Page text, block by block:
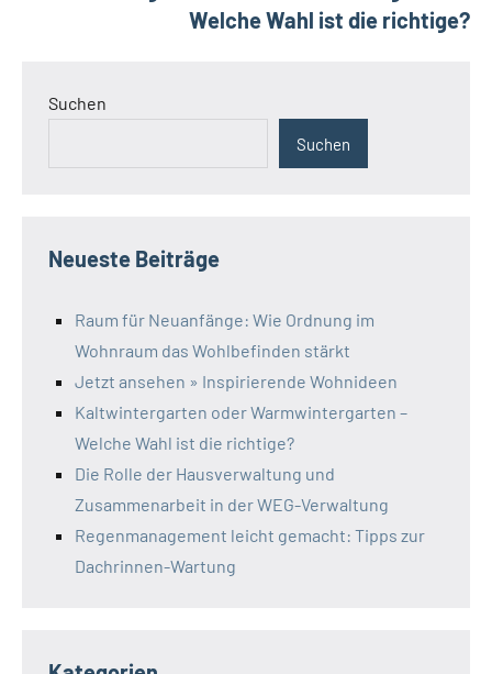
Welche Wahl ist die richtige?
Suchen
Suchen
Neueste Beiträge
Raum für Neuanfänge: Wie Ordnung im
Wohnraum das Wohlbefinden stärkt
Jetzt ansehen » Inspirierende Wohnideen
Kaltwintergarten oder Warmwintergarten –
Welche Wahl ist die richtige?
Die Rolle der Hausverwaltung und
Zusammenarbeit in der WEG-Verwaltung
Regenmanagement leicht gemacht: Tipps zur
Dachrinnen-Wartung